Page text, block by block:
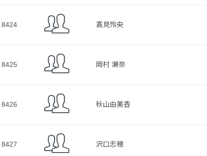
8424 髙見怜央
8425 岡村 瀬奈
8426 秋山由美香
8427 沢口志穂